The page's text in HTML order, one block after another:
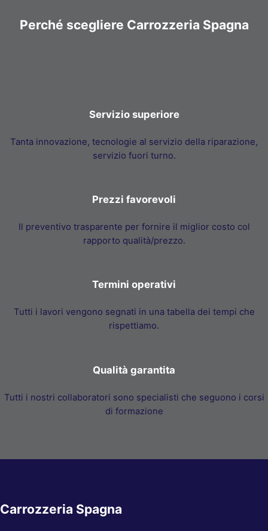
Perché scegliere Carrozzeria Spagna
Servizio superiore
Tanta innovazione, tecnologie al servizio della riparazione,
servizio fuori turno.
Prezzi favorevoli
Il preventivo trasparente per fornire il miglior costo col
rapporto qualità/prezzo.
Termini operativi
Tutti i lavori vengono segnati in una tabella dei tempi che
rispettiamo.
Qualità garantita
Tutti i nostri collaboratori sono specialisti che seguono i corsi
di formazione
Carrozzeria Spagna